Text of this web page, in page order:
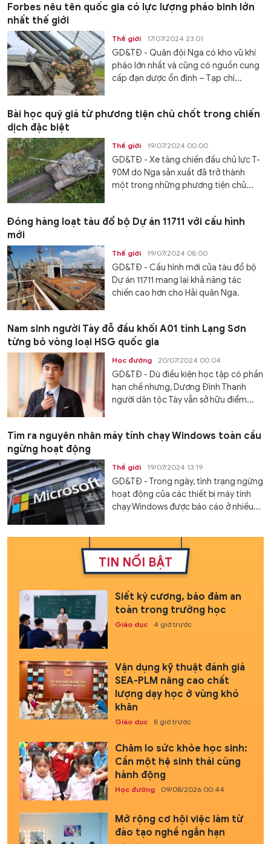
Forbes nêu tên quốc gia có lực lượng pháo binh lớn
nhất thế giới
Thế giới 17/07/2024 23:01
GD&TĐ - Quân đội Nga có kho vũ khí
pháo lớn nhất và cũng có nguồn cung
cấp đạn dược ổn định – Tạp chí...
Bài học quý giá từ phương tiện chủ chốt trong chiến
dịch đặc biệt
Thế giới 19/07/2024 00:00
GD&TĐ - Xe tăng chiến đấu chủ lực T-
90M do Nga sản xuất đã trở thành
một trong những phương tiện chủ...
Đóng hàng loạt tàu đổ bộ Dự án 11711 với cấu hình
mới
Thế giới 19/07/2024 08:00
GD&TĐ - Cấu hình mới của tàu đổ bộ
Dự án 11711 mang lại khả năng tác
chiến cao hơn cho Hải quân Nga.
Nam sinh người Tày đỗ đầu khối A01 tỉnh Lạng Sơn
từng bỏ vòng loại HSG quốc gia
Học đường 20/07/2024 00:04
GD&TĐ - Dù điều kiện học tập có phần
hạn chế nhưng, Dương Đình Thanh
người dân tộc Tày vẫn sở hữu điểm...
Tìm ra nguyên nhân máy tính chạy Windows toàn cầu
ngừng hoạt động
Thế giới 19/07/2024 13:19
GD&TĐ - Trong ngày, tình trạng ngừng
hoạt động của các thiết bị máy tính
chạy Windows được báo cáo ở nhiều...
TIN NỔI BẬT
Siết kỷ cương, bảo đảm an
toàn trong trường học
Giáo dục 4 giờ trước
Vận dụng kỹ thuật đánh giá
SEA-PLM nâng cao chất
lượng dạy học ở vùng khó
khăn
Giáo dục 8 giờ trước
Chăm lo sức khỏe học sinh:
Cần một hệ sinh thái cùng
hành động
Học đường 09/08/2026 00:44
Mở rộng cơ hội việc làm từ
đào tạo nghề ngắn hạn